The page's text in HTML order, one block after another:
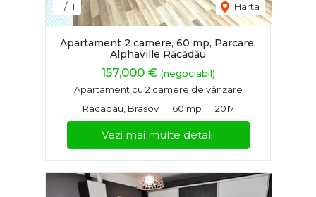
1 /11 Harta
Apartament 2 camere, 60 mp, Parcare,
Alphaville Răcădău
157,000 € (negociabil)
Apartament cu 2 camere de vânzare
Racadau, Brasov
60 mp 2017
Vezi mai multe detalii